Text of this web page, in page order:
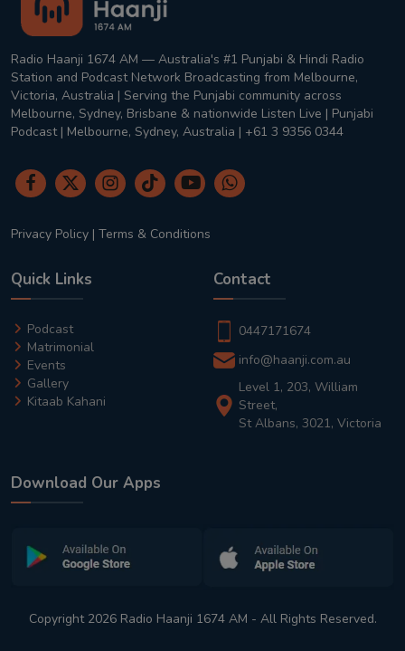
Radio Haanji 1674 AM — Australia's #1 Punjabi & Hindi Radio
Station and Podcast Network Broadcasting from Melbourne,
Victoria, Australia | Serving the Punjabi community across
Melbourne, Sydney, Brisbane & nationwide Listen Live | Punjabi
Podcast | Melbourne, Sydney, Australia | +61 3 9356 0344
Privacy Policy | Terms & Conditions
Quick Links
Podcast
Matrimonial
Events
Gallery
Kitaab Kahani
Contact
0447171674
info@haanji.com.au
Level 1, 203, William
Street,
St Albans, 3021, Victoria
Download Our Apps
Copyright 2026 Radio Haanji 1674 AM - All Rights Reserved.